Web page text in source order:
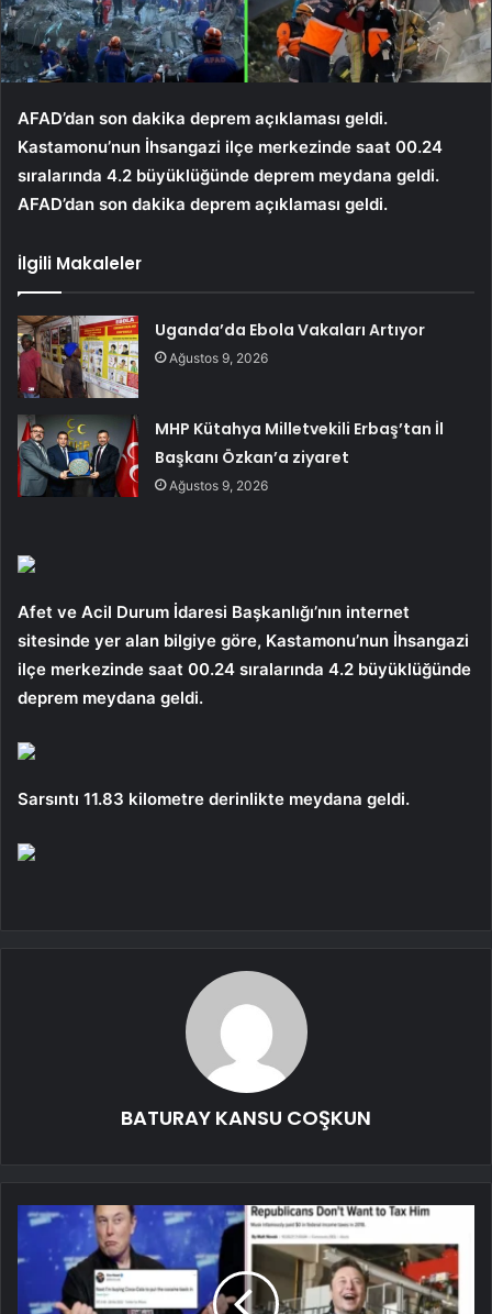
AFAD’dan son dakika deprem açıklaması geldi.
Kastamonu’nun İhsangazi ilçe merkezinde saat 00.24
sıralarında 4.2 büyüklüğünde deprem meydana geldi.
AFAD’dan son dakika deprem açıklaması geldi.
İlgili Makaleler
Uganda’da Ebola Vakaları Artıyor
Ağustos 9, 2026
MHP Kütahya Milletvekili Erbaş’tan İl
Başkanı Özkan’a ziyaret
Ağustos 9, 2026
Afet ve Acil Durum İdaresi Başkanlığı’nın internet
sitesinde yer alan bilgiye göre, Kastamonu’nun İhsangazi
ilçe merkezinde saat 00.24 sıralarında 4.2 büyüklüğünde
deprem meydana geldi.
Sarsıntı 11.83 kilometre derinlikte meydana geldi.
BATURAY KANSU COŞKUN